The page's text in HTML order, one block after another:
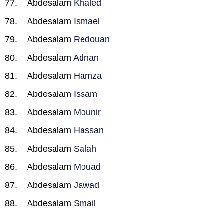
Abdesalam Khaled
Abdesalam Ismael
Abdesalam Redouan
Abdesalam Adnan
Abdesalam Hamza
Abdesalam Issam
Abdesalam Mounir
Abdesalam Hassan
Abdesalam Salah
Abdesalam Mouad
Abdesalam Jawad
Abdesalam Smail